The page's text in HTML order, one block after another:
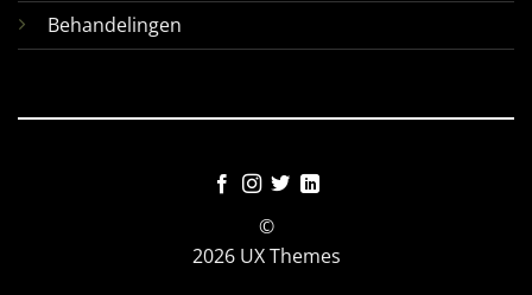
Behandelingen
©
2026 UX Themes